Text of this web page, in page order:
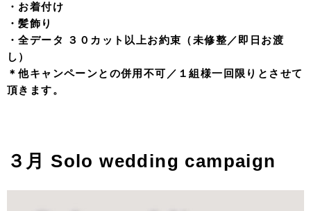
・お着付け
・髪飾り
・全データ ３０カット以上お約束（未修整／即日お渡
し）
＊他キャンペーンとの併用不可／１組様一回限りとさせて
頂きます。
３月 Solo wedding campaign